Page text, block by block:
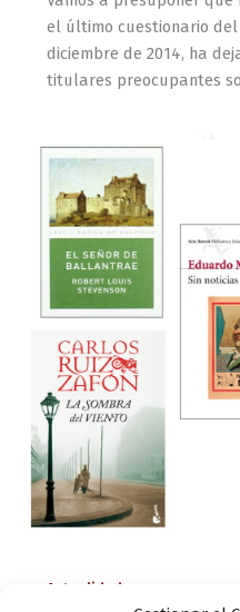
el último cuestionario del
diciembre de 2014, ha
titulares preocupantes
Actualidad